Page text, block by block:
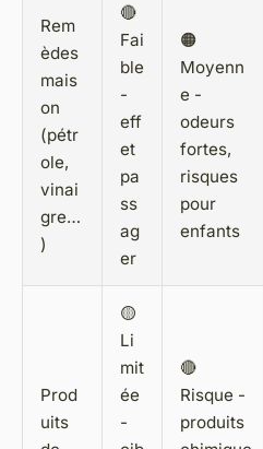
Rem
èdes
mais
on
(pétr
ole,
vinai
gre…
)
🔴
Fai
ble
-
eff
et
pa
ss
ag
er
🟠
Moyenn
e -
odeurs
fortes,
risques
pour
enfants
Prod
uits
🟡
Li
mit
ée
-
🔴
Risque -
produits